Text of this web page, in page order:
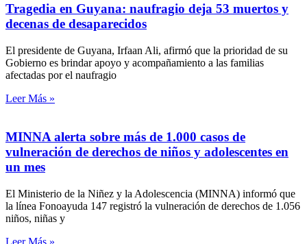
Tragedia en Guyana: naufragio deja 53 muertos y
decenas de desaparecidos
El presidente de Guyana, Irfaan Ali, afirmó que la prioridad de su
Gobierno es brindar apoyo y acompañamiento a las familias
afectadas por el naufragio
Leer Más »
MINNA alerta sobre más de 1.000 casos de
vulneración de derechos de niños y adolescentes en
un mes
El Ministerio de la Niñez y la Adolescencia (MINNA) informó que
la línea Fonoayuda 147 registró la vulneración de derechos de 1.056
niños, niñas y